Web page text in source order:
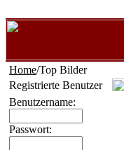
Home/Top Bilder
Registrierte Benutzer
Benutzername:
Passwort: